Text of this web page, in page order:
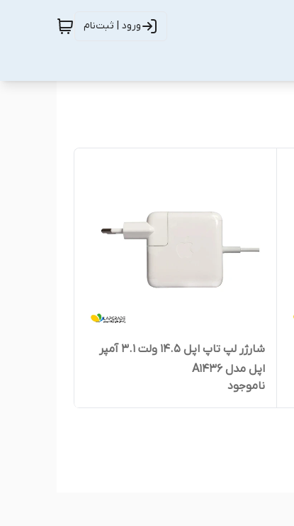
ورود | ثبت‌نام
شارژر لپ تاپ اپل 14.5 ولت 3.1 آمپر
اپل مدل A1436
ناموجود